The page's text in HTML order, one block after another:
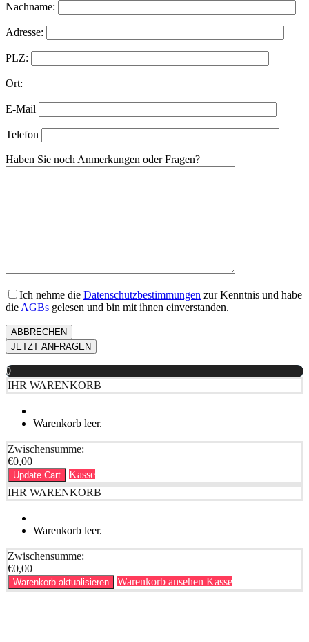
Nachname:
Adresse:
PLZ:
Ort:
E-​Mail
Telefon
Haben Sie noch Anmerkungen oder Fragen?
Ich nehme die Datenschutzbestimmungen zur Kenntnis und habe
die AGBs gelesen und bin mit ihnen einverstanden.
ABBRECHEN
0
IHR WARENKORB
Warenkorb leer.
Zwischensumme:
€0,00
Update Cart
Kasse
IHR WARENKORB
Warenkorb leer.
Zwischensumme:
€0,00
Warenkorb aktualisieren Warenkorb ansehen Kasse